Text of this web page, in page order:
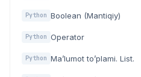
Python Boolean (Mantiqiy)
Python Operator
Python Ma’lumot to’plami. List.